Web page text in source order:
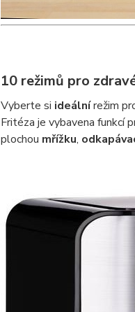
10 režimů pro
Vyberte si ideálnírežim
Fritéza je vybavena funkcí
plochou mřížku,